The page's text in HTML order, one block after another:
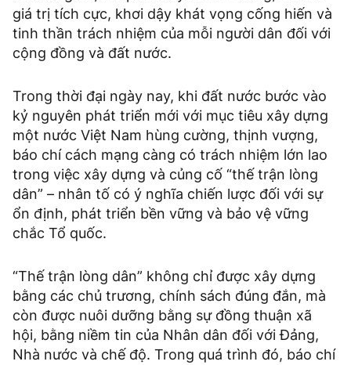
giá trị tích cực, khơi dậy khát vọng cống hiến và
tinh thần trách nhiệm của mỗi người dân đối với
cộng đồng và đất nước.
Trong thời đại ngày nay, khi đất nước bước vào
kỷ nguyên phát triển mới với mục tiêu xây dựng
một nước Việt Nam hùng cường, thịnh vượng,
báo chí cách mạng càng có trách nhiệm lớn lao
trong việc xây dựng và củng cố “thế trận lòng
dân” – nhân tố có ý nghĩa chiến lược đối với sự
ổn định, phát triển bền vững và bảo vệ vững
chắc Tổ quốc.
“Thế trận lòng dân” không chỉ được xây dựng
bằng các chủ trương, chính sách đúng đắn, mà
còn được nuôi dưỡng bằng sự đồng thuận xã
hội, bằng niềm tin của Nhân dân đối với Đảng,
Nhà nước và chế độ. Trong quá trình đó, báo chí